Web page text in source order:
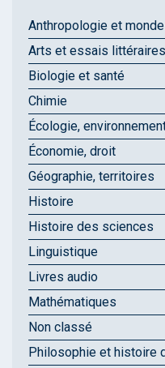
Anthropologie et
Arts et essais littéraires
Biologie et santé
Chimie
Écologie,
Économie, droit
Géographie, territoires
Histoire
Histoire des sciences
Linguistique
Livres audio
Mathématiques
Non classé
Philosophie et histoire